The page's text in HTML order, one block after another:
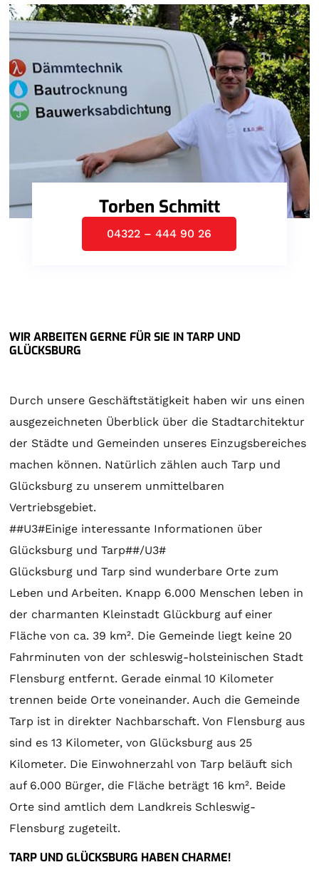
Torben Schmitt
04322 – 444 90 26
WIR ARBEITEN GERNE FÜR SIE IN TARP UND
GLÜCKSBURG
Durch unsere Geschäftstätigkeit haben wir uns einen
ausgezeichneten Überblick über die Stadtarchitektur
der Städte und Gemeinden unseres Einzugsbereiches
machen können. Natürlich zählen auch Tarp und
Glücksburg zu unserem unmittelbaren
Vertriebsgebiet.
##U3#Einige interessante Informationen über
Glücksburg und Tarp##/U3#
Glücksburg und Tarp sind wunderbare Orte zum
Leben und Arbeiten. Knapp 6.000 Menschen leben in
der charmanten Kleinstadt Glückburg auf einer
Fläche von ca. 39 km². Die Gemeinde liegt keine 20
Fahrminuten von der schleswig-holsteinischen Stadt
Flensburg entfernt. Gerade einmal 10 Kilometer
trennen beide Orte voneinander. Auch die Gemeinde
Tarp ist in direkter Nachbarschaft. Von Flensburg aus
sind es 13 Kilometer, von Glücksburg aus 25
Kilometer. Die Einwohnerzahl von Tarp beläuft sich
auf 6.000 Bürger, die Fläche beträgt 16 km². Beide
Orte sind amtlich dem Landkreis Schleswig-
Flensburg zugeteilt.
TARP UND GLÜCKSBURG HABEN CHARME!